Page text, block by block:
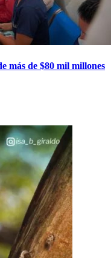
más de $80 mil millones